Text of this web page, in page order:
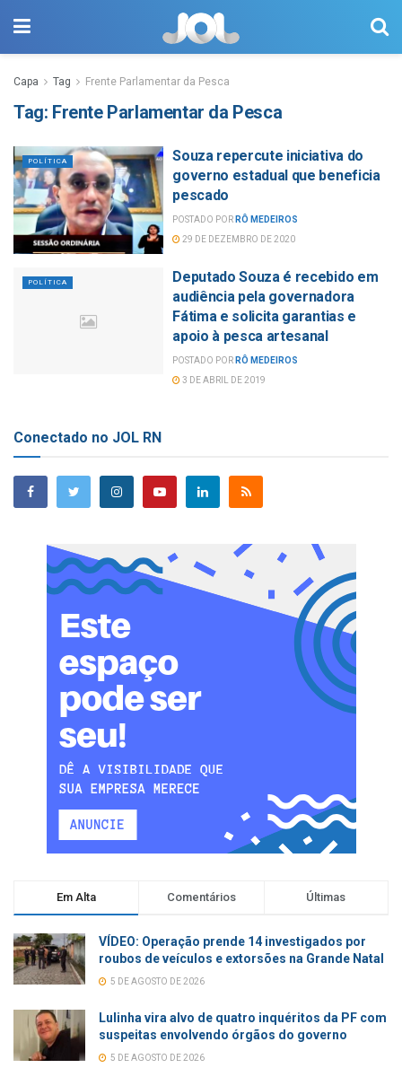
Capa Tag Frente Parlamentar da Pesca
Tag: Frente Parlamentar da Pesca
POLÍTICA
Souza repercute iniciativa do
governo estadual que beneficia
pescado
POSTADO POR RÔ MEDEIROS
29 DE DEZEMBRO DE 2020
POLÍTICA
Deputado Souza é recebido em
audiência pela governadora
Fátima e solicita garantias e
apoio à pesca artesanal
POSTADO POR RÔ MEDEIROS
3 DE ABRIL DE 2019
Conectado no JOL RN
Em Alta Comentários Últimas
VÍDEO: Operação prende 14 investigados por
roubos de veículos e extorsões na Grande Natal
5 DE AGOSTO DE 2026
Lulinha vira alvo de quatro inquéritos da PF com
suspeitas envolvendo órgãos do governo
5 DE AGOSTO DE 2026